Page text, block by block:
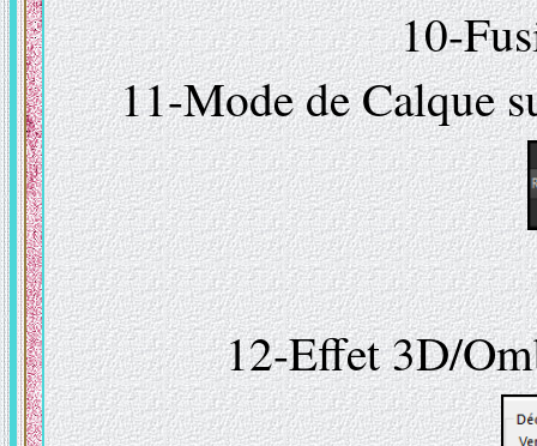
10-
11-Mode de Calque
12-Effet 3D/